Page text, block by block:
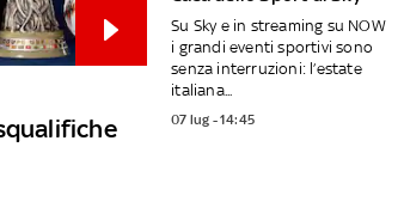
Su Sky e in streaming su NOW
i grandi eventi sportivi sono
senza interruzioni: l’estate
italiana...
07 lug - 14:45